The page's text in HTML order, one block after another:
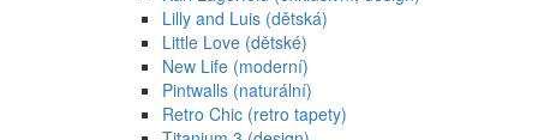
Lilly and Luis (dětská)
Little Love (dětské)
New Life (moderní)
Pintwalls (naturální)
Retro Chic (retro tapety)